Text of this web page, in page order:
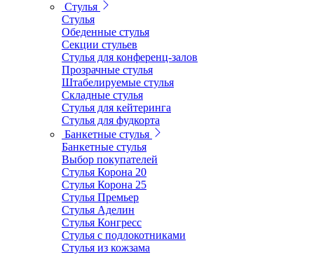
Стулья
Стулья
Обеденные стулья
Секции стульев
Стулья для конференц-залов
Прозрачные стулья
Штабелируемые стулья
Складные стулья
Стулья для кейтеринга
Стулья для фудкорта
Банкетные стулья
Банкетные стулья
Выбор покупателей
Стулья Корона 20
Стулья Корона 25
Стулья Премьер
Стулья Аделин
Стулья Конгресс
Стулья с подлокотниками
Стулья из кожзама